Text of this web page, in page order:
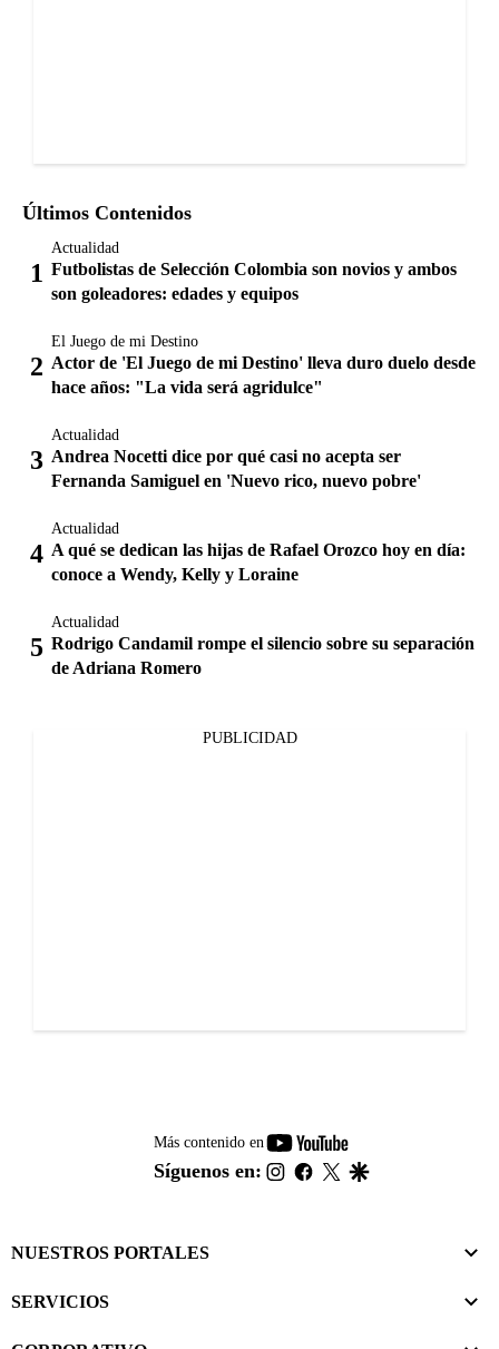
Últimos Contenidos
Actualidad
Futbolistas de Selección Colombia son novios y ambos
son goleadores: edades y equipos
El Juego de mi Destino
Actor de 'El Juego de mi Destino' lleva duro duelo desde
hace años: "La vida será agridulce"
Actualidad
Andrea Nocetti dice por qué casi no acepta ser
Fernanda Samiguel en 'Nuevo rico, nuevo pobre'
Actualidad
A qué se dedican las hijas de Rafael Orozco hoy en día:
conoce a Wendy, Kelly y Loraine
Actualidad
Rodrigo Candamil rompe el silencio sobre su separación
de Adriana Romero
PUBLICIDAD
Más contenido en
youtube-
footer
Síguenos en: instagram
facebook
twitter
NUESTROS PORTALES
SERVICIOS